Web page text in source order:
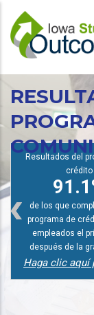
Pasar
contenido
principal
Resultados del
crédito
de los que
programa de
empleados el
después de la
Haga clic aquí